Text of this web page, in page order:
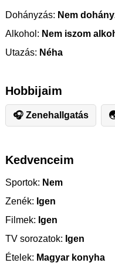
Dohányzás: Nem
Alkohol: Nem iszom
Utazás: Néha
Hobbijaim
🎧 Zenehallgatás
Kedvenceim
Sportok: Nem
Zenék: Igen
Filmek: Igen
TV sorozatok: Igen
Ételek: Magyar konyha